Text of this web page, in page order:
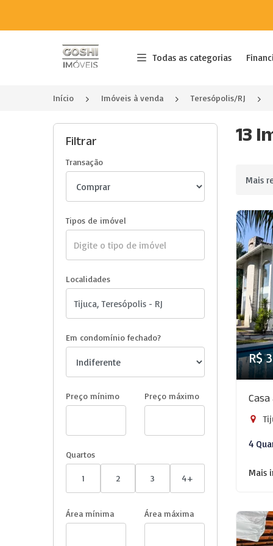
Página inicial
Todas as categorias
Início Imóveis à venda Teresópolis/RJ
Filtrar
Transação
Tipos de imóvel
Localidades
Em condomínio fechado?
Preço mínimo Preço máximo
Quartos
1 2 3 4+
Área mínima Área máxima
13
Ordenar
R$
4
Mais